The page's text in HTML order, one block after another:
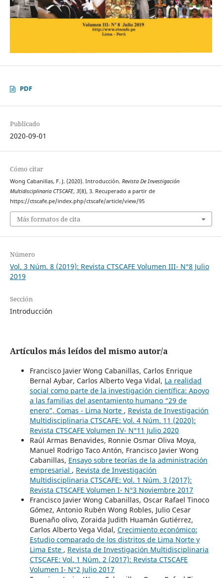
PDF
Publicado
2020-09-01
Cómo citar
Wong Cabanillas, F. J. (2020). Introducción. Revista De Investigación
Multidisciplinaria CTSCAFE, 3(8), 3. Recuperado a partir de
https://ctscafe.pe/index.php/ctscafe/article/view/95
Más formatos de cita
Número
Vol. 3 Núm. 8 (2019): Revista CTSCAFE Volumen III- N°8 Julio
2019
Sección
Introducción
Artículos más leídos del mismo autor/a
Francisco Javier Wong Cabanillas, Carlos Enrique
Bernal Aybar, Carlos Alberto Vega Vidal, La realidad
social como parte de la investigación científica: Apoyo
a las familias del asentamiento humano “29 de
enero”, Comas - Lima Norte , Revista de Investigación
Multidisciplinaria CTSCAFE: Vol. 4 Núm. 11 (2020):
Revista CTSCAFE Volumen IV- N°11 Julio 2020
Raúl Armas Benavides, Ronnie Osmar Oliva Moya,
Manuel Rodrigo Taco Antón, Francisco Javier Wong
Cabanillas, Ensayo sobre teorías de la administración
empresarial , Revista de Investigación
Multidisciplinaria CTSCAFE: Vol. 1 Núm. 3 (2017):
Revista CTSCAFE Volumen I- N°3 Noviembre 2017
Francisco Javier Wong Cabanillas, Oscar Rafael Tinoco
Gómez, Antonio Rubén Wong Robles, Julio Cesar
Buenaño olivo, Zoraida Judith Huamán Gutiérrez,
Carlos Alberto Vega Vidal, Crecimiento económico:
Estudio comparado de los distritos de Lima Norte y
Lima Este , Revista de Investigación Multidisciplinaria
CTSCAFE: Vol. 1 Núm. 2 (2017): Revista CTSCAFE
Volumen I- N°2 Julio 2017